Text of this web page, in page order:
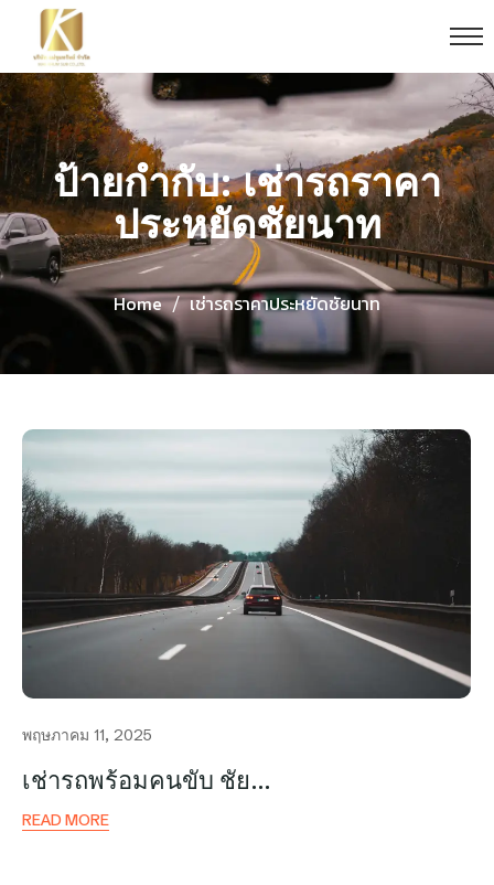
ป้ายกำกับ: เช่ารถราคา
ประหยัดชัยนาท
Home / เช่ารถราคาประหยัดชัยนาท
พฤษภาคม 11, 2025
เช่ารถพร้อมคนขับ ชัย…
READ MORE